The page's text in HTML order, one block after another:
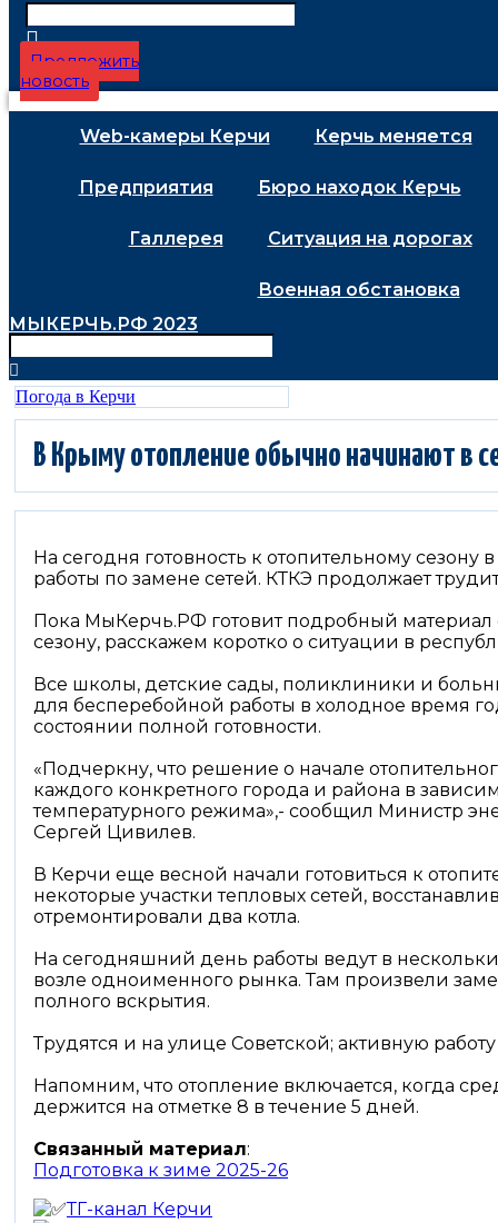
Предложить
новость
Web-камеры Керчи Керчь меняется
Предприятия Бюро находок Керчь
Галлерея Ситуация на дорогах
Военная обстановка
МЫКЕРЧЬ.РФ 2023
Погода в Керчи
В Крыму отопление обычно начинают в
На сегодня готовность к отопительному
работы по замене сетей. КТКЭ продолжает
Пока МыКерчь.РФ готовит подробный материал
сезону, расскажем коротко о ситуации в
Все школы, детские сады, поликлиники и
для бесперебойной работы в холодное время
состоянии полной готовности.
«Подчеркну, что решение о начале
каждого конкретного города и района в
температурного режима»,- сообщил Министр
Сергей Цивилев.
В Керчи еще весной начали готовиться к
некоторые участки тепловых сетей,
отремонтировали два котла.
На сегодняшний день работы ведут в
возле одноименного рынка. Там произвели
полного вскрытия.
Трудятся и на улице Советской; активную
Напомним, что отопление включается, когда
держится на отметке 8 в течение 5 дней.
Связанный материал:
Подготовка к зиме 2025-26
ТГ-канал Керчи